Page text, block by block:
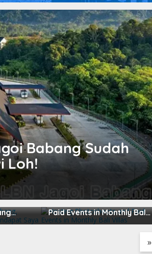
Babang Sudah
Loh!
»
Hosting Photoshoots and
Paid Events in Monthly Bali
Villas